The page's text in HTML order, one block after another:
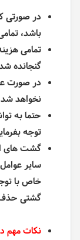
در صورتی
باشد،
تمامی
گنجانده
در صورت
نخواهد شد
حتما به
توجه
گشت های
سایر
خاص با
گشتی
نکات مهم